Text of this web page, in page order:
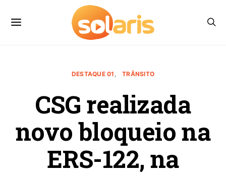
DESTAQUE 01 TRÂNSITO
CSG realizada
novo bloqueio na
ERS-122, na